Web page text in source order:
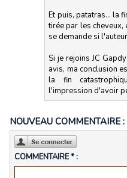
Et puis, patatras... la
tirée par les
se demande si
Si je rejoins JC
avis, ma conclusion
la fin
l'impression d'avoir
NOUVEAU COMMENTAIRE :
COMMENTAIRE * :